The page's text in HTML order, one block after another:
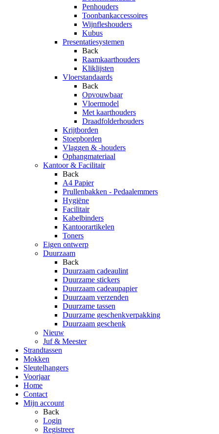
Penhouders
Toonbankaccessoires
Wijnfleshouders
Kubus
Presentatiesystemen
Back
Raamkaarthouders
Kliklijsten
Vloerstandaards
Back
Opvouwbaar
Vloermodel
Met kaarthouders
Draadfolderhouders
Krijtborden
Stoepborden
Vlaggen & -houders
Ophangmateriaal
Kantoor & Facilitair
Back
A4 Papier
Prullenbakken - Pedaalemmers
Hygiëne
Facilitair
Kabelbinders
Kantoorartikelen
Toners
Eigen ontwerp
Duurzaam
Back
Duurzaam cadeaulint
Duurzame stickers
Duurzaam cadeaupapier
Duurzaam verzenden
Duurzame tassen
Duurzame geschenkverpakking
Duurzaam geschenk
Nieuw
Juf & Meester
Strandtassen
Mokken
Sleutelhangers
Voorjaar
Home
Contact
Mijn account
Back
Login
Registreer